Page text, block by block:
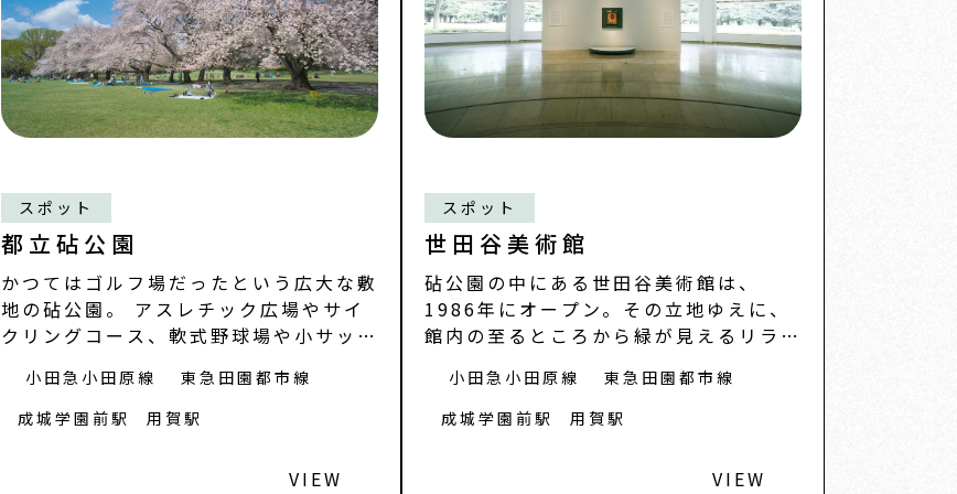
スポット
都立砧公園
かつてはゴルフ場だったという広大な敷
地の砧公園。 アスレチック広場やサイ
クリングコース、軟式野球場や小サッカ
小田急小田原線
東急田園都市線
成城学園前駅
用賀駅
VIEW
スポット
世田谷美術館
砧公園の中にある世田谷美術館は、
1986年にオープン。その立地ゆえに、
館内の至るところから緑が見えるリラッ
小田急小田原線
東急田園都市線
成城学園前駅
用賀駅
VIEW